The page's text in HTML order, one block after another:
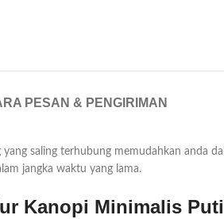
PESAN & PENGIRIMAN
saling terhubung memudahkan anda
jangka waktu yang lama.
Kanopi Minimalis